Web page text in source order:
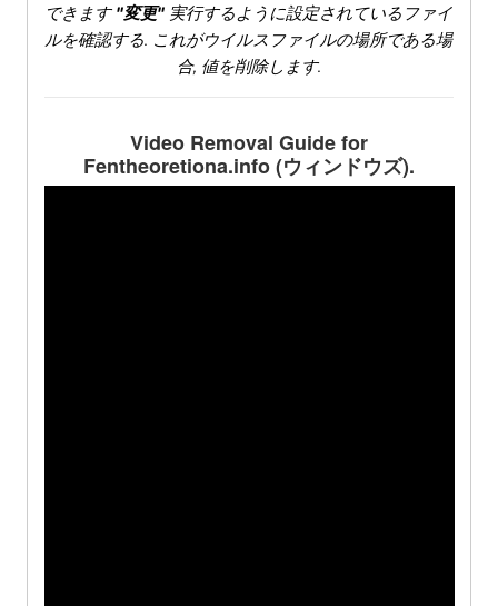
できます"変更" 実行するように設定されているファイ
ルを確認する. これがウイルスファイルの場所である場
合, 値を削除します.
Video Removal Guide for
Fentheoretiona.info(ウィンドウズ).